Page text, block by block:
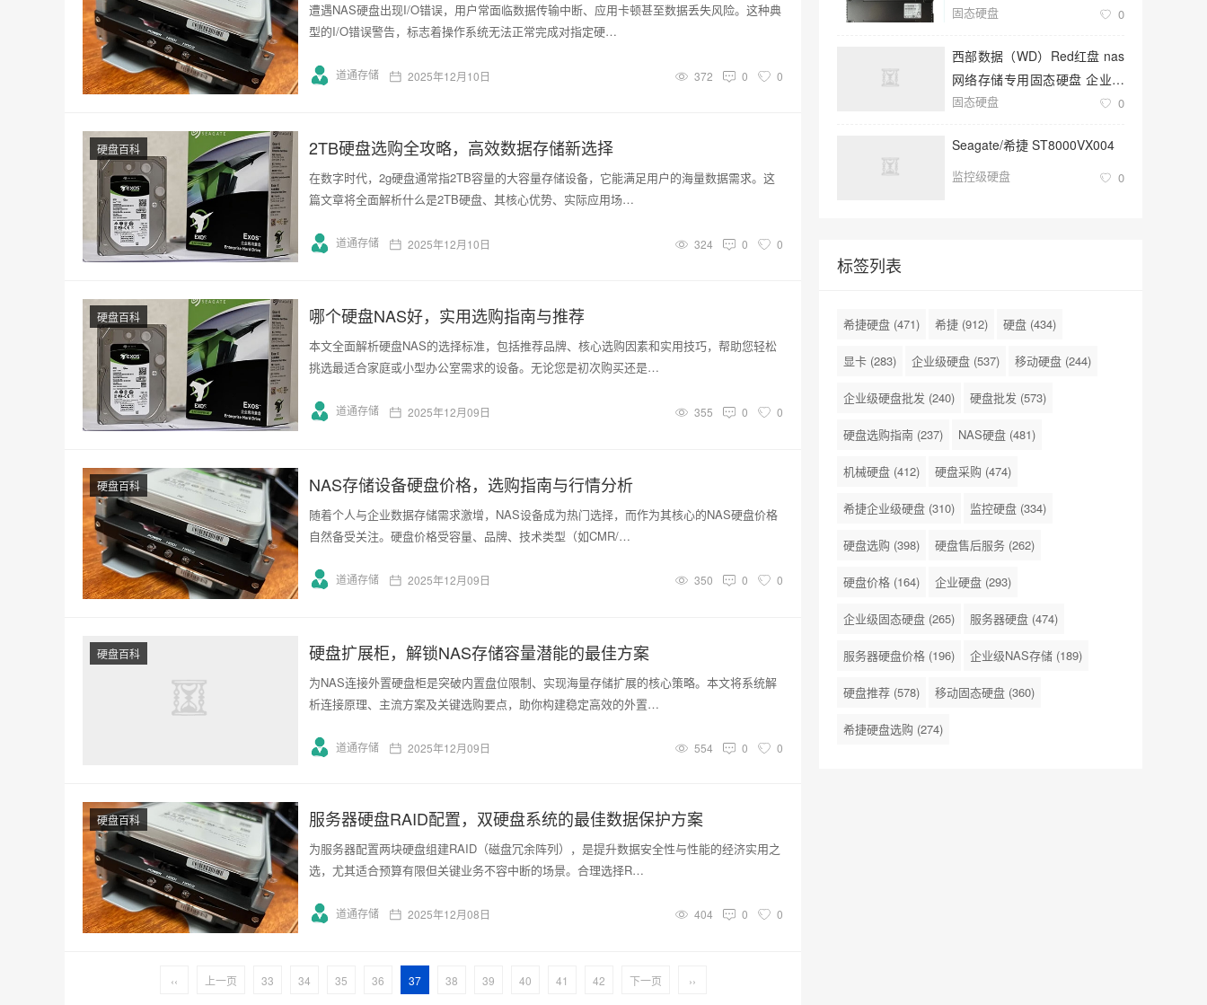
遭遇NAS硬盘出现I/O错误，用户常面临数据传输中断、应用卡顿甚至数据丢失风险。这种典
型的I/O错误警告，标志着操作系统无法正常完成对指定硬…
道通存储 2025年12月10日 372 0 0
硬盘百科 2TB硬盘选购全攻略，高效数据存储新选择
在数字时代，2g硬盘通常指2TB容量的大容量存储设备，它能满足用户的海量数据需求。这
篇文章将全面解析什么是2TB硬盘、其核心优势、实际应用场…
道通存储 2025年12月10日 324 0 0
硬盘百科 哪个硬盘NAS好，实用选购指南与推荐
本文全面解析硬盘NAS的选择标准，包括推荐品牌、核心选购因素和实用技巧，帮助您轻松
挑选最适合家庭或小型办公室需求的设备。无论您是初次购买还是…
道通存储 2025年12月09日 355 0 0
硬盘百科 NAS存储设备硬盘价格，选购指南与行情分析
随着个人与企业数据存储需求激增，NAS设备成为热门选择，而作为其核心的NAS硬盘价格
自然备受关注。硬盘价格受容量、品牌、技术类型（如CMR/…
道通存储 2025年12月09日 350 0 0
硬盘百科 硬盘扩展柜，解锁NAS存储容量潜能的最佳方案
为NAS连接外置硬盘柜是突破内置盘位限制、实现海量存储扩展的核心策略。本文将系统解
析连接原理、主流方案及关键选购要点，助你构建稳定高效的外置…
道通存储 2025年12月09日 554 0 0
硬盘百科 服务器硬盘RAID配置，双硬盘系统的最佳数据保护方案
为服务器配置两块硬盘组建RAID（磁盘冗余阵列），是提升数据安全性与性能的经济实用之
选，尤其适合预算有限但关键业务不容中断的场景。合理选择R…
道通存储 2025年12月08日 404 0 0
‹‹ 上一页 33 34 35 36 37 38 39 40 41 42 下一页 ››
盘
固态硬盘 0
西部数据（WD）Red红盘 nas
网络存储专用固态硬盘 企业级
服务器
固态硬盘 0
Seagate/希捷 ST8000VX004
监控级硬盘 0
标签列表
希捷硬盘 (471) 希捷 (912) 硬盘 (434)
显卡 (283) 企业级硬盘 (537) 移动硬盘 (244)
企业级硬盘批发 (240) 硬盘批发 (573)
硬盘选购指南 (237) NAS硬盘 (481)
机械硬盘 (412) 硬盘采购 (474)
希捷企业级硬盘 (310) 监控硬盘 (334)
硬盘选购 (398) 硬盘售后服务 (262)
硬盘价格 (164) 企业硬盘 (293)
企业级固态硬盘 (265) 服务器硬盘 (474)
服务器硬盘价格 (196) 企业级NAS存储 (189)
硬盘推荐 (578) 移动固态硬盘 (360)
希捷硬盘选购 (274)